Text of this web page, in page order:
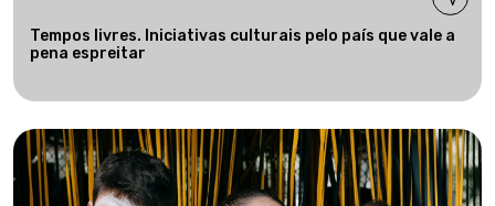
Tempos livres. Iniciativas culturais pelo país que vale a
pena espreitar